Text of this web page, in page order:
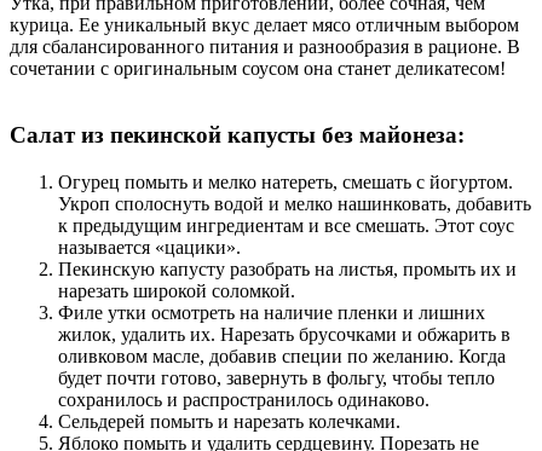
курица. Ее уникальный вкус делает мясо отличным выбором
для сбалансированного питания и разнообразия в рационе. В
сочетании с оригинальным соусом она станет деликатесом!
Салат из пекинской капусты без майонеза:
Огурец помыть и мелко натереть, смешать с йогуртом.
Укроп сполоснуть водой и мелко нашинковать, добавить
к предыдущим ингредиентам и все смешать. Этот соус
называется «цацики».
Пекинскую капусту разобрать на листья, промыть их и
нарезать широкой соломкой.
Филе утки осмотреть на наличие пленки и лишних
жилок, удалить их. Нарезать брусочками и обжарить в
оливковом масле, добавив специи по желанию. Когда
будет почти готово, завернуть в фольгу, чтобы тепло
сохранилось и распространилось одинаково.
Сельдерей помыть и нарезать колечками.
Яблоко помыть и удалить сердцевину. Порезать не